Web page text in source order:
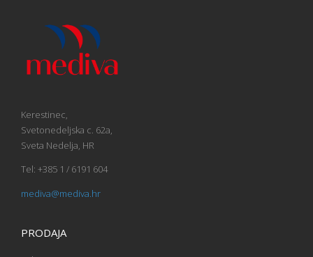
Kerestinec,
Svetonedeljska c. 62a,
Sveta Nedelja, HR
Tel: +385 1 / 6191 604
mediva@mediva.hr
PRODAJA